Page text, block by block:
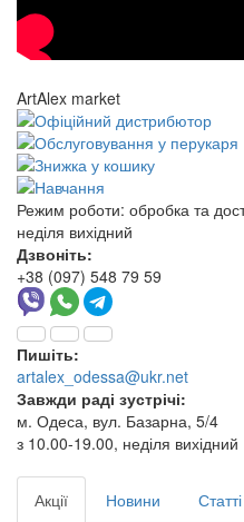
ArtAlex market
Режим роботи: обробка та
неділя вихідний
Дзвоніть:
+38 (097) 548 79 59
Пишіть:
artalex_odessa@ukr.net
Завжди раді зустрічі:
м. Одеса, вул. Базарна, 5/4
з 10.00-19.00, неділя вихідний
Акції Новини
Статті